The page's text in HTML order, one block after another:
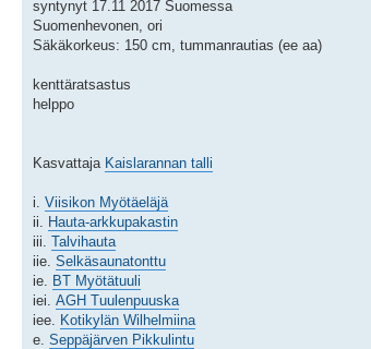
syntynyt 17.11 2017 Suomessa
Suomenhevonen, ori
Säkäkorkeus: 150 cm, tummanrautias (ee aa)
kenttäratsastus
helppo
Kasvattaja Kaislarannan talli
i. Viisikon Myötäeläjä
ii. Hauta-arkkupakastin
iii. Talvihauta
iie. Selkäsaunatonttu
ie. BT Myötätuuli
iei. AGH Tuulenpuuska
iee. Kotikylän Wilhelmiina
e. Seppäjärven Pikkulintu